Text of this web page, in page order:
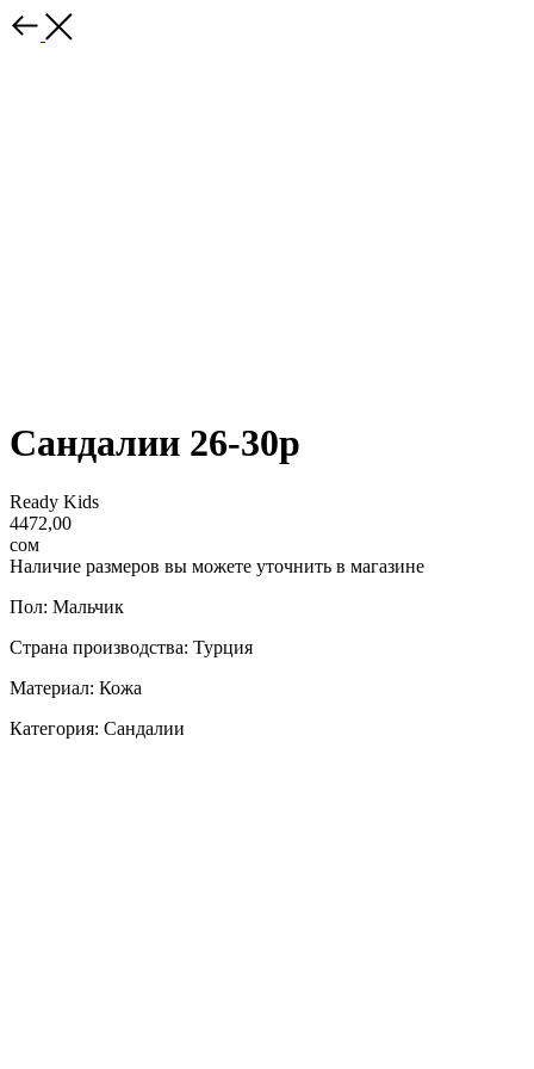
Сандалии 26-30р
Ready Kids
4472,00
сом
Наличие размеров вы можете уточнить в магазине
Пол: Мальчик
Страна производства: Турция
Материал: Кожа
Категория: Сандалии